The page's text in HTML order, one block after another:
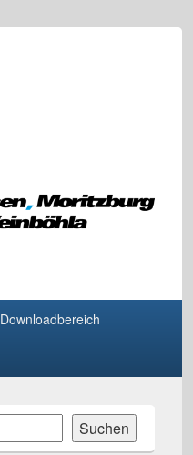
Downloadbereich
Suchen